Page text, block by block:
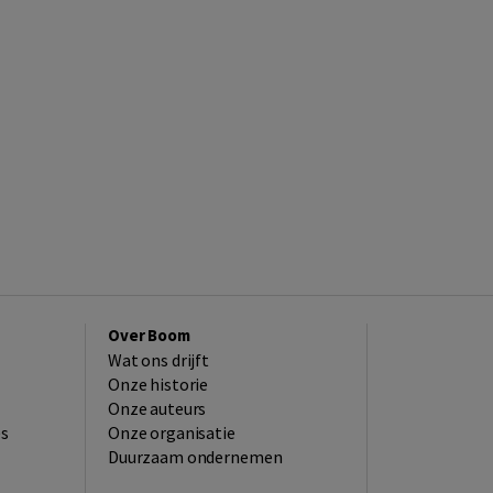
Over Boom
Wat ons drijft
Onze historie
Onze auteurs
Onze organisatie
Duurzaam ondernemen